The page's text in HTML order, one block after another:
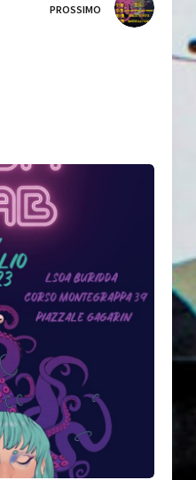
PROSSIMO